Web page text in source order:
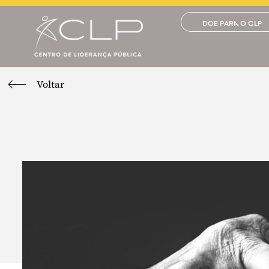
DOE PARA O CLP
Voltar